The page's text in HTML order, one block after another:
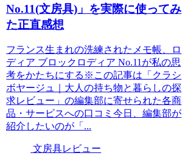
No.11(文房具)」を実際に使ってみ
た正直感想
フランス生まれの洗練されたメモ帳、ロ
ディア ブロックロディア No.11が私の思
考をかたちにする※この記事は「クラシ
ボヤージュ｜大人の持ち物と暮らしの探
求レビュー」の編集部に寄せられた各商
品・サービスへの口コミ今日、編集部が
紹介したいのが「...
文房具レビュー